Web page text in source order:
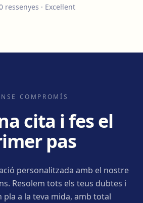
ressenyes · Excel·lent
COMPROMÍS
cita i fes el
pas
personalitzada amb el nostre
Resolem tots els teus dubtes i
pla a la teva mida, amb total